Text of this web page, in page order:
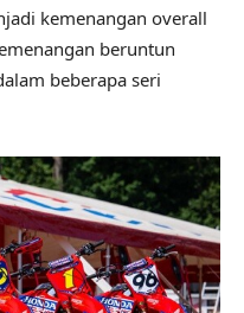
kemenangan overall
beruntun
beberapa seri